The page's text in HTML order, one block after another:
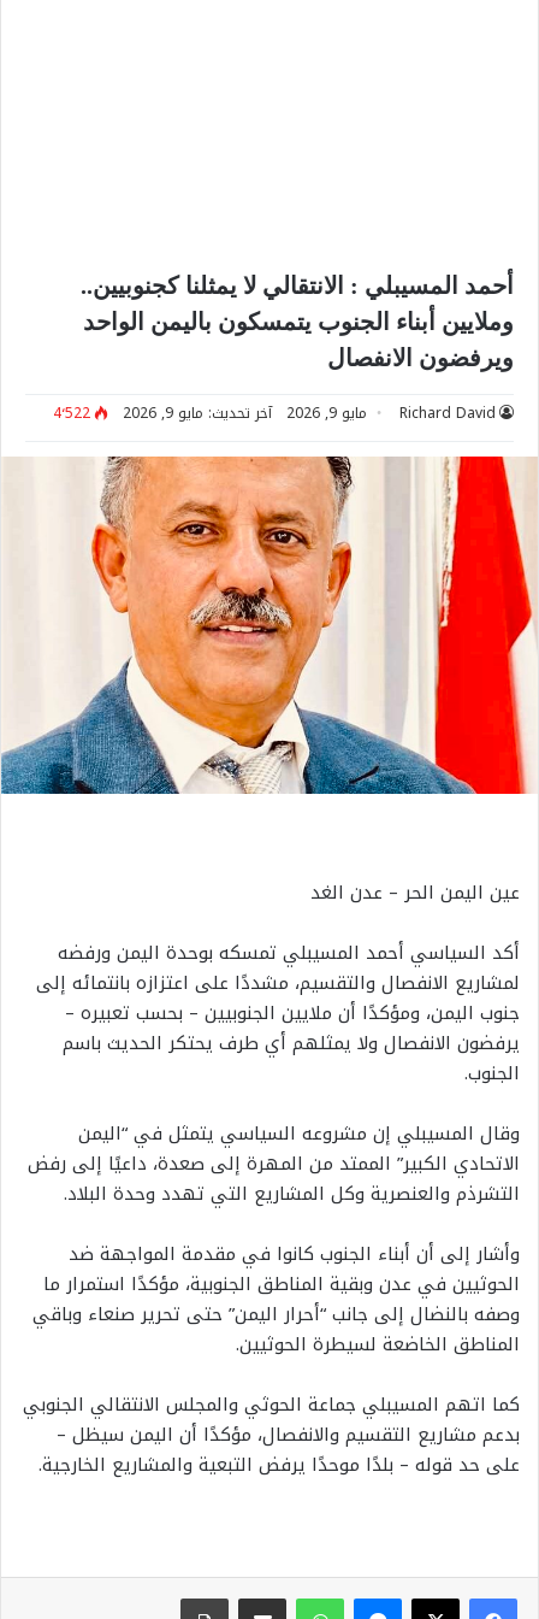
أحمد المسيبلي : الانتقالي لا يمثلنا كجنوبيين..
وملايين أبناء الجنوب يتمسكون باليمن الواحد
ويرفضون الانفصال
Richard David مايو 9, 2026 آخر تحديث: مايو 9, 2026 4٬522
عين اليمن الحر – عدن الغد
أكد السياسي أحمد المسيبلي تمسكه بوحدة اليمن ورفضه
لمشاريع الانفصال والتقسيم، مشددًا على اعتزازه بانتمائه إلى
جنوب اليمن، ومؤكدًا أن ملايين الجنوبيين – بحسب تعبيره –
يرفضون الانفصال ولا يمثلهم أي طرف يحتكر الحديث باسم
الجنوب.
وقال المسيبلي إن مشروعه السياسي يتمثل في “اليمن
الاتحادي الكبير” الممتد من المهرة إلى صعدة، داعيًا إلى رفض
التشرذم والعنصرية وكل المشاريع التي تهدد وحدة البلاد.
وأشار إلى أن أبناء الجنوب كانوا في مقدمة المواجهة ضد
الحوثيين في عدن وبقية المناطق الجنوبية، مؤكدًا استمرار ما
وصفه بالنضال إلى جانب “أحرار اليمن” حتى تحرير صنعاء وباقي
المناطق الخاضعة لسيطرة الحوثيين.
كما اتهم المسيبلي جماعة الحوثي والمجلس الانتقالي الجنوبي
بدعم مشاريع التقسيم والانفصال، مؤكدًا أن اليمن سيظل –
على حد قوله – بلدًا موحدًا يرفض التبعية والمشاريع الخارجية.
ماسنجر واتساب مشاركة عبر البريد طباعة